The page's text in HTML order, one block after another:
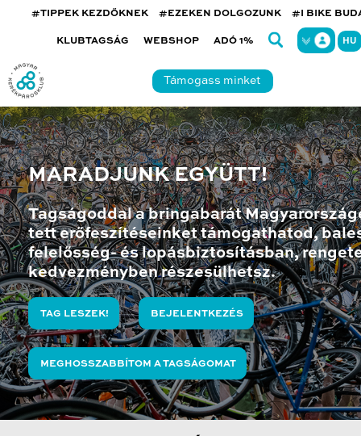
#TIPPEK KEZDŐKNEK #EZEKEN DOLGOZUNK #I BIKE
KLUBTAGSÁG WEBSHOP ADÓ 1% HU
Támogass minket
MARADJUNK EGYÜTT!
Tagságoddal a bringabarát
tett erőfeszítéseinket támogathatod,
felelősség- és lopásbiztosításban,
kedvezményben részesülhetsz.
TAG LESZEK! BEJELENTKEZÉS
MEGHOSSZABBÍTOM A TAGSÁGOMAT